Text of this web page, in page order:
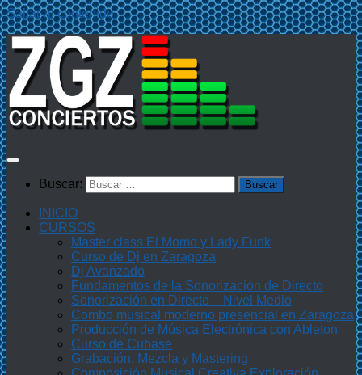
Saltar al contenido
Buscar:
INICIO
CURSOS
Master class El Momo y Lady Funk
Curso de Dj en Zaragoza
Dj Avanzado
Fundamentos de la Sonorización de Directo
Sonorización en Directo – Nivel Medio
Combo musical moderno presencial en Zaragoza
Producción de Música Electrónica con Ableton
Curso de Cubase
Grabación, Mezcla y Mastering